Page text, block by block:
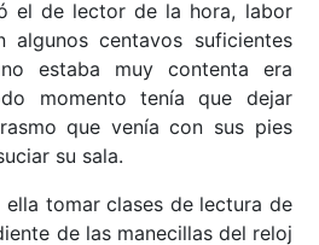
el de lector de la hora, labor
centavos suficientes
estaba muy contenta era
momento tenía que dejar
que venía con sus pies
su sala.
tomar clases de lectura de
de las manecillas del reloj